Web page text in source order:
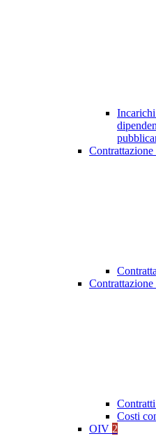
Costi
OIV 2